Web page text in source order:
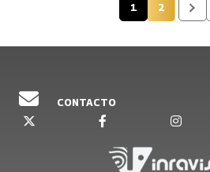
Página actual
1 Página
2
CONTACTO